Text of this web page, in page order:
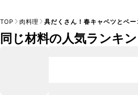
TOP 肉料理 具だくさん！春キャベツとベ
同じ材料の人気ランキ